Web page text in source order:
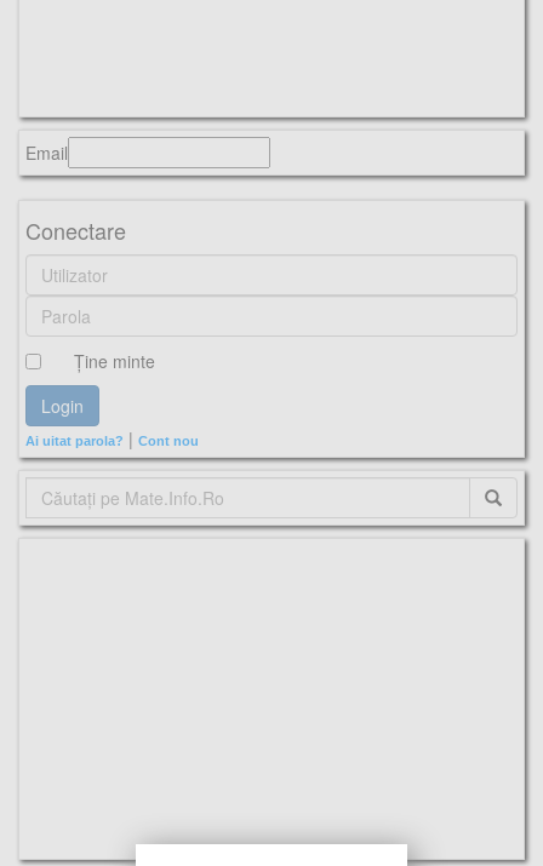
Email
Conectare
Ţine minte
Ai uitat parola? | Cont nou